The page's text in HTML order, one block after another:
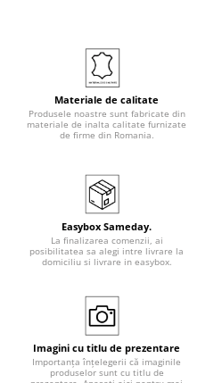
Materiale de calitate
Produsele noastre sunt fabricate din
materiale de inalta calitate furnizate
de firme din Romania.
Easybox Sameday.
La finalizarea comenzii, ai
posibilitatea sa alegi intre livrare la
domiciliu si livrare in easybox.
Imagini cu titlu de prezentare
Importanța înțelegerii că imaginile
produselor sunt cu titlu de